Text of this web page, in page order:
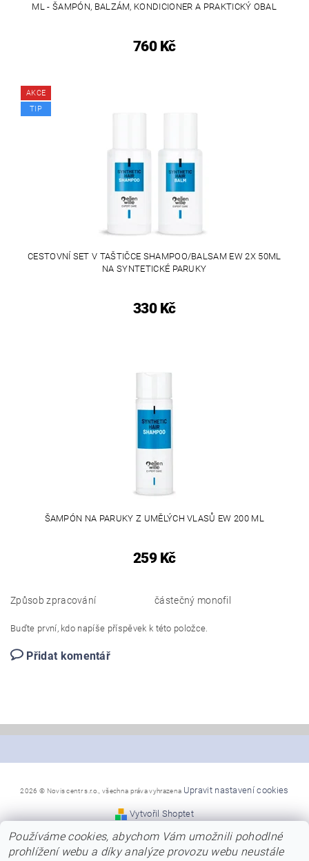
ML - ŠAMPÓN, BALZÁM, KONDICIONER A PRAKTICKÝ OBAL
760 Kč
AKCE
TIP
CESTOVNÍ SET V TAŠTIČCE SHAMPOO/BALSAM EW 2X 50ML
NA SYNTETICKÉ PARUKY
330 Kč
ŠAMPÓN NA PARUKY Z UMĚLÝCH VLASŮ EW 200 ML
259 Kč
Způsob zpracování částečný monofil
Buďte první, kdo napíše příspěvek k této položce.
Přidat komentář
2026 © Novis centr s.r.o., všechna práva vyhrazena Upravit nastavení cookies
Vytvořil Shoptet
*Snažíme se, aby naše stránky byly co nejpřehlednější a
poskytly Vám dostatek informací
Používáme cookies, abychom Vám umožnili pohodlné
prohlížení webu a díky analýze provozu webu neustále